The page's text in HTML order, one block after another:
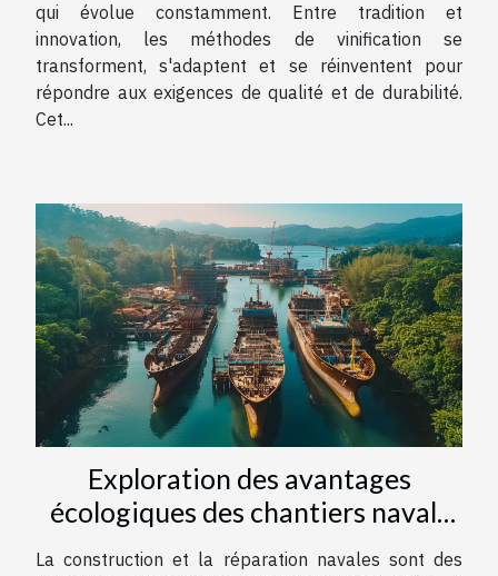
qui évolue constamment. Entre tradition et
innovation, les méthodes de vinification se
transforment, s'adaptent et se réinventent pour
répondre aux exigences de qualité et de durabilité.
Cet...
Exploration des avantages
écologiques des chantiers navals
locaux
La construction et la réparation navales sont des